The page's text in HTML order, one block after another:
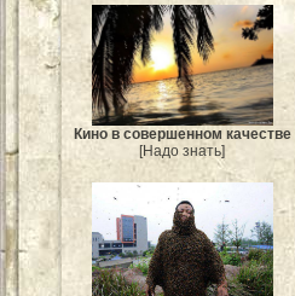
Кино в совершенном качестве
[Надо знать]